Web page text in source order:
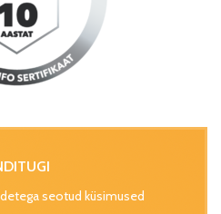
seotud küsimused